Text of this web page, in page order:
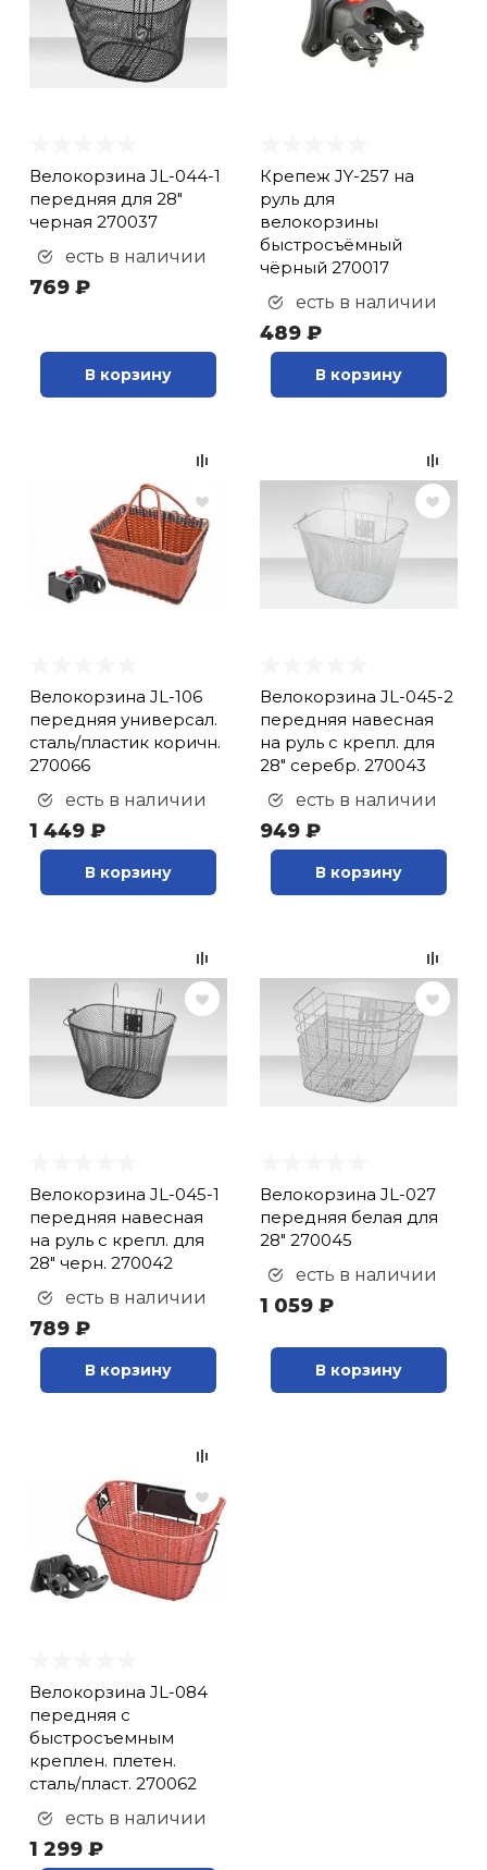
Велокорзина JL-044-1
передняя для 28"
черная 270037
есть в наличии
769 ₽
В корзину
Крепеж JY-257 на
руль для
велокорзины
быстросъёмный
чёрный 270017
есть в наличии
489 ₽
В корзину
Велокорзина JL-106
передняя универсал.
сталь/пластик коричн.
270066
есть в наличии
1 449 ₽
В корзину
Велокорзина JL-045-2
передняя навесная
на руль с крепл. для
28" серебр. 270043
есть в наличии
949 ₽
В корзину
Велокорзина JL-045-1
передняя навесная
на руль с крепл. для
28" черн. 270042
есть в наличии
789 ₽
В корзину
Велокорзина JL-027
передняя белая для
28" 270045
есть в наличии
1 059 ₽
В корзину
Велокорзина JL-084
передняя с
быстросъемным
креплен. плетен.
сталь/пласт. 270062
есть в наличии
1 299 ₽